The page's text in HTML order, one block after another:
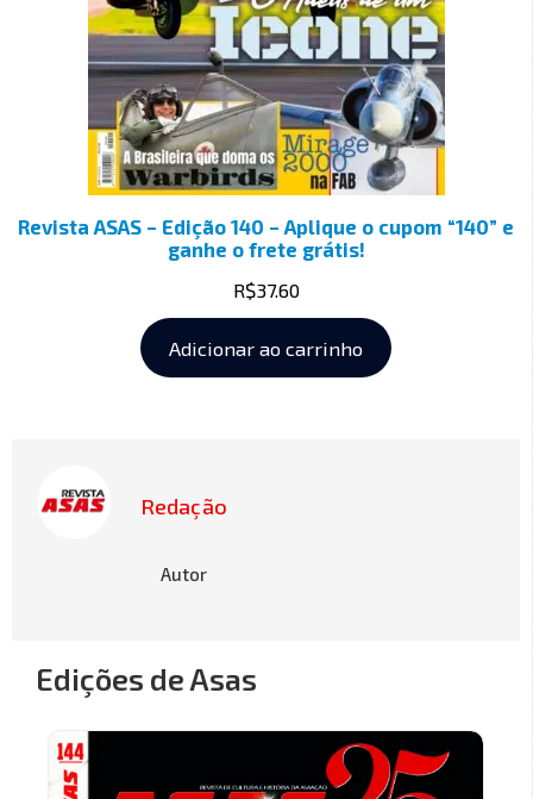
Revista ASAS – Edição 140 – Aplique o cupom “140” e
ganhe o frete grátis!
R$37.60
Adicionar ao carrinho
Redação
Autor
Edições de Asas